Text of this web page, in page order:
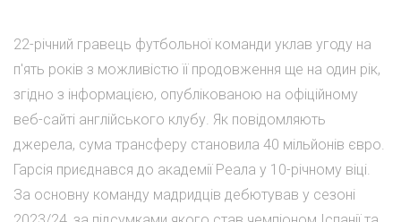
22-річний гравець футбольної команди уклав угоду на
п'ять років з можливістю її продовження ще на один рік,
згідно з інформацією, опублікованою на офіційному
веб-сайті англійського клубу. Як повідомляють
джерела, сума трансферу становила 40 мільйонів євро.
Гарсія приєднався до академії Реала у 10-річному віці.
За основну команду мадридців дебютував у сезоні